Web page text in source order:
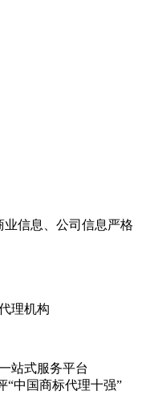
信息、公司信息严格
理机构
站式服务平台
“中国商标代理十强”